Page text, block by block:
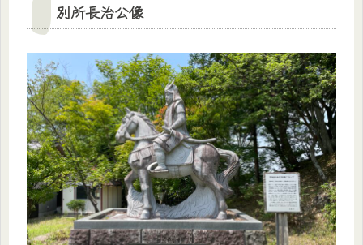
別所長治公像